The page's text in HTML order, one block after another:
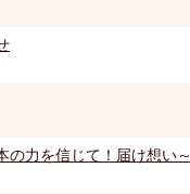
の力を信じて！届け想い～